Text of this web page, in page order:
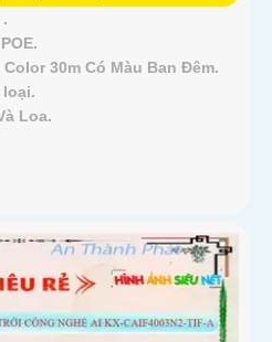
Color 30m Có Màu Ban Ðêm.
loại.
Loa.